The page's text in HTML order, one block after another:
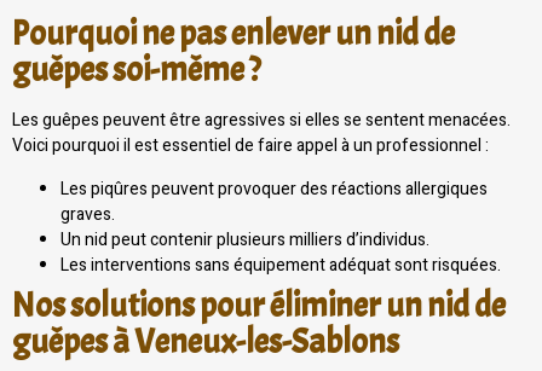
Pourquoi ne pas enlever un nid de
guêpes soi-même ?
Les guêpes peuvent être agressives si elles se sentent menacées.
Voici pourquoi il est essentiel de faire appel à un professionnel :
Les piqûres peuvent provoquer des réactions allergiques
graves.
Un nid peut contenir plusieurs milliers d’individus.
Les interventions sans équipement adéquat sont risquées.
Nos solutions pour éliminer un nid de
guêpes à Veneux-les-Sablons